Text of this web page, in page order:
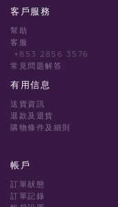
客戶服務
幫助
客服
+853 2856 3576
常見問題解答
有用信息
送貨資訊
退款及退貨
購物條件及細則
帳戶
訂單狀態
訂單記錄